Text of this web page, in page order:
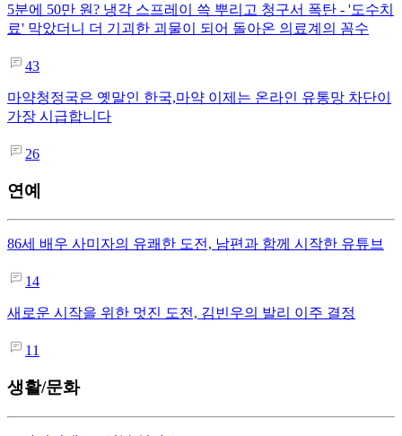
5분에 50만 원? 냉각 스프레이 쓱 뿌리고 청구서 폭탄 - '도수치
료' 막았더니 더 기괴한 괴물이 되어 돌아온 의료계의 꼼수
43
마약청정국은 옛말인 한국,마약 이제는 온라인 유통망 차단이
가장 시급합니다
26
연예
86세 배우 사미자의 유쾌한 도전, 남편과 함께 시작한 유튜브
14
새로운 시작을 위한 멋진 도전, 김빈우의 발리 이주 결정
11
생활/문화